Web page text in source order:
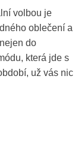
volbou je
oblečení a
do
která jde s
už vás nic